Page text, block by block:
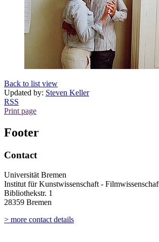
Back to list view
Updated by: Steven Keller
RSS
Print page
Footer
Contact
Universität Bremen
Institut für Kunstwissenschaft -
Bibliothekstr. 1
28359 Bremen
> more contact details